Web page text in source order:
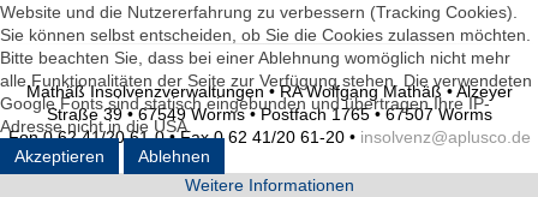
Mathäß Insolvenzverwaltungen • RA Wolfgang Mathäß • Alzeyer
Straße 39 • 67549 Worms • Postfach 1765 • 67507 Worms
Fon 0 62 41/20 61-0 • Fax 0 62 41/20 61-20 • insolvenz@aplusco.de
Website und die Nutzererfahrung zu verbessern (Tracking Cookies).
Sie können selbst entscheiden, ob Sie die Cookies zulassen möchten.
Bitte beachten Sie, dass bei einer Ablehnung womöglich nicht mehr
alle Funktionalitäten der Seite zur Verfügung stehen. Die verwendeten
Google Fonts sind statisch eingebunden und übertragen Ihre IP-
Adresse nicht in die USA.
Akzeptieren
Ablehnen
Weitere Informationen